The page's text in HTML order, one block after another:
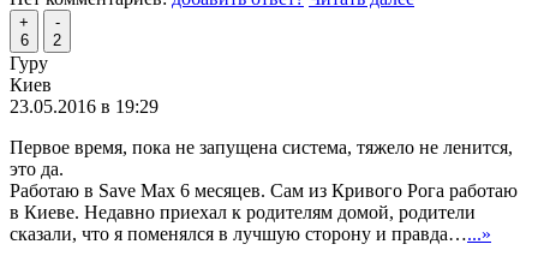
+
6
-
2
Гуру
Киев
23.05.2016 в 19:29
Первое время, пока не запущена система, тяжело не ленится,
это да.
Работаю в Save Max 6 месяцев. Сам из Кривого Рога работаю
в Киеве. Недавно приехал к родителям домой, родители
сказали, что я поменялся в лучшую сторону и правда…...»